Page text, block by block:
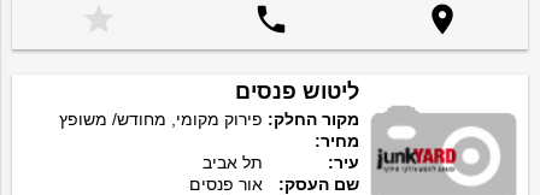



ליטוש פנסים
מקור החלק: פירוק מקומי, מחודש/ משופץ
מחיר:
עיר:
תל אביב
שם העסק:
אור פנסים